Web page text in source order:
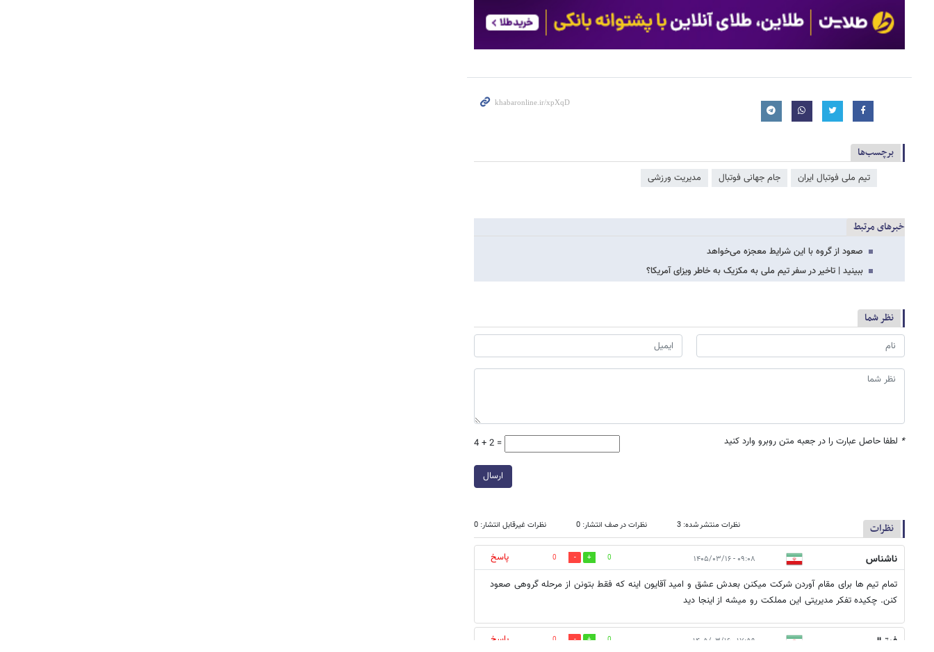
برچسب‌ها
تیم ملی فوتبال ایران جام جهانی فوتبال مدیریت ورزشی
خبرهای مرتبط
صعود از گروه با این شرایط معجزه می‌خواهد
ببینید | تاخیر در سفر تیم ملی به مکزیک به خاطر ویزای آمریکا؟
نظر شما
* لطفا حاصل عبارت را در جعبه متن روبرو وارد کنید 4 + 2 =
ارسال
نظرات نظرات منتشر شده: 3 نظرات در صف انتشار: 0 نظرات غیرقابل انتشار: 0
ناشناس ۰۹:۰۸ - ۱۴۰۵/۰۳/۱۶ 0
0
پاسخ
تمام تیم ها برای مقام آوردن شرکت میکنن بعدش عشق و امید آقایون اینه که فقط بتونن از مرحله گروهی صعود
کنن. چکیده تفکر مدیریتی این مملکت رو میشه از اینجا دید
فوتبالی ۱۷:۵۹ - ۱۴۰۵/۰۳/۱۶ 0
0 پاسخ